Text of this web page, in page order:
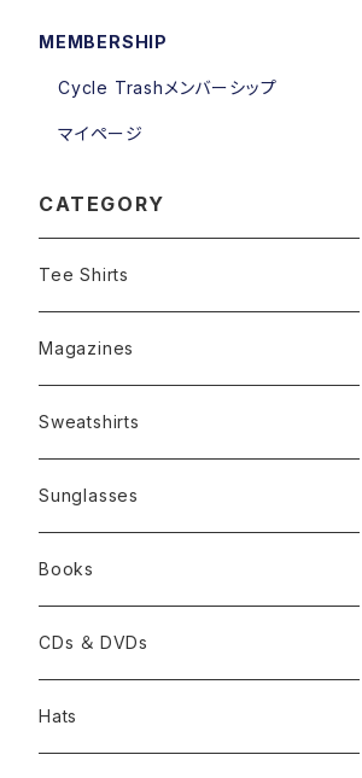
MEMBERSHIP
Cycle Trashメンバーシップ
マイページ
CATEGORY
Tee Shirts
Magazines
Sweatshirts
Sunglasses
Books
CDs ＆ DVDs
Hats